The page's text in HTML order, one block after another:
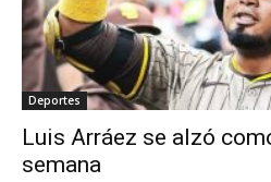
Deportes
Luis Arráez se alzó
semana